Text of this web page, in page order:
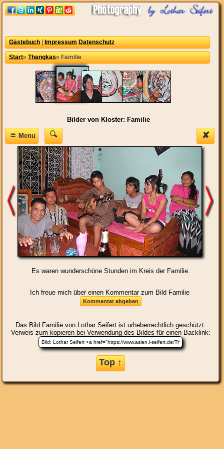
Gästebuch Impressum Datenschutz
Start» Thangkas» Familie
Bilder von Kloster: Familie
✘
≡Menu
Es waren wunderschöne Stunden im Kreis der Familie.
Ich freue mich über einen Kommentar zum Bild Familie
Das Bild Familievon Lothar Seifert ist urheberrechtlich geschützt.
Verweis zum kopieren bei Verwendung des Bildes für einen Backlink:
Top ↑